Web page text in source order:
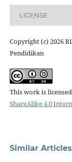
LICENSE
Copyright (c) 2026
Pendidikan
This work is
ShareAlike 4.0
Similar Articles